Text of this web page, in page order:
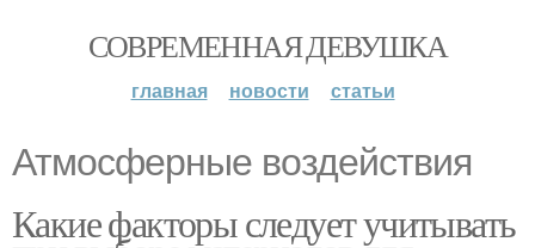
СОВРЕМЕННАЯ ДЕВУШКА
главная новости статьи
Атмосферные воздействия
Какие факторы следует учитывать